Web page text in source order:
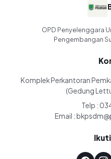
OPD Penyelenggara
Pengembangan
Komplek Perkantoran
(Gedung
Telp :
Email :